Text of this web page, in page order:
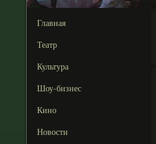
Главная
Театр
Культура
Шоу-бизнес
Кино
Новости